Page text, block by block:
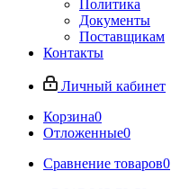
Политика
Документы
Поставщикам
Контакты
Личный кабинет
Корзина0
Отложенные0
Сравнение товаров0